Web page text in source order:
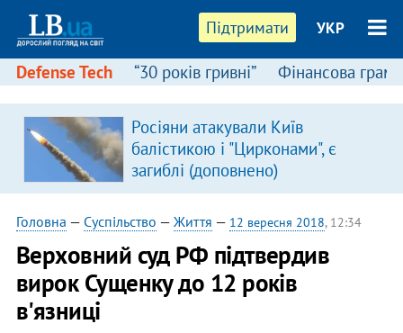
Підтримати УКР
Defense Tech “30 років гривні” Фінансова
Росіяни атакували Київ
балістикою і "Цирконами", є
загиблі (доповнено)
Головна — Суспільство — Життя — 12 вересня 2018, 12:34
Верховний суд РФ підтвердив
вирок Сущенку до 12 років
в'язниці